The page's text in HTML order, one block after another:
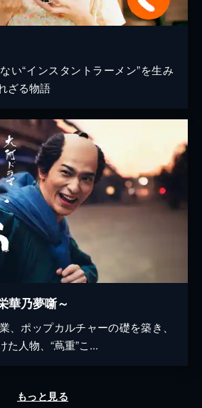
い“インスタントラーメン”を生み
ざる物語
華乃夢噺～
、ポップカルチャーの礎を築き、
た人物、“蔦重”こ...
もっと見る